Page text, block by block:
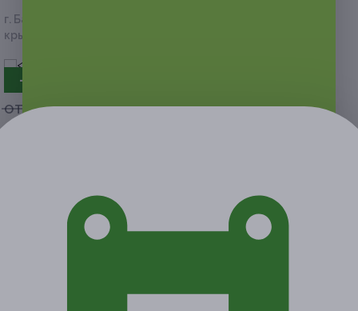
г. Барнаул, пр-т Ленина, д. 155а (ТЦ «Норд-Вест», левое
крыло)
- 50%
от 150 руб. от 75 руб.
Поделиться с друзьями